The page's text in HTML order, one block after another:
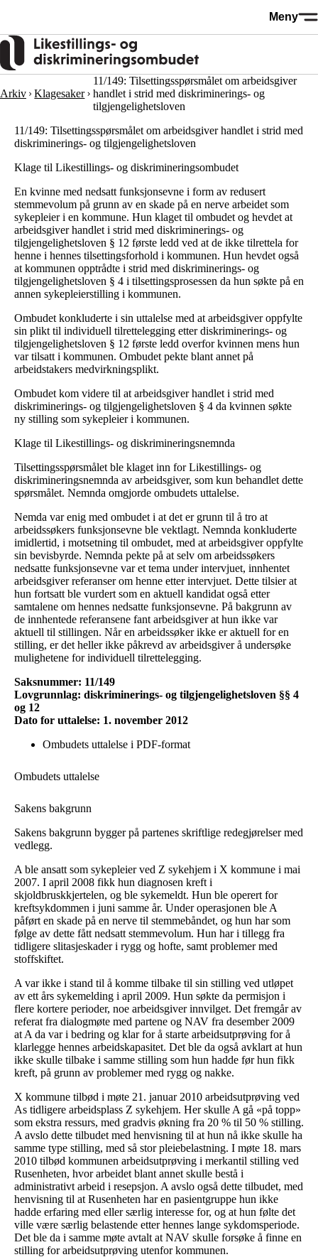
Meny
Arkiv Klagesaker
11/149: Tilsettingsspørsmålet om arbeidsgiver
handlet i strid med diskriminerings- og
tilgjengelighetsloven
11/149: Tilsettingsspørsmålet om arbeidsgiver handlet i strid med
diskriminerings- og tilgjengelighetsloven
Klage til Likestillings- og diskrimineringsombudet
En kvinne med nedsatt funksjonsevne i form av redusert
stemmevolum på grunn av en skade på en nerve arbeidet som
sykepleier i en kommune. Hun klaget til ombudet og hevdet at
arbeidsgiver handlet i strid med diskriminerings- og
tilgjengelighetsloven § 12 første ledd ved at de ikke tilrettela for
henne i hennes tilsettingsforhold i kommunen. Hun hevdet også
at kommunen opptrådte i strid med diskriminerings- og
tilgjengelighetsloven § 4 i tilsettingsprosessen da hun søkte på en
annen sykepleierstilling i kommunen.
Ombudet konkluderte i sin uttalelse med at arbeidsgiver oppfylte
sin plikt til individuell tilrettelegging etter diskriminerings- og
tilgjengelighetsloven § 12 første ledd overfor kvinnen mens hun
var tilsatt i kommunen. Ombudet pekte blant annet på
arbeidstakers medvirkningsplikt.
Ombudet kom videre til at arbeidsgiver handlet i strid med
diskriminerings- og tilgjengelighetsloven § 4 da kvinnen søkte
ny stilling som sykepleier i kommunen.
Klage til Likestillings- og diskrimineringsnemnda
Tilsettingsspørsmålet ble klaget inn for Likestillings- og
diskrimineringsnemnda av arbeidsgiver, som kun behandlet dette
spørsmålet. Nemnda omgjorde ombudets uttalelse.
Nemda var enig med ombudet i at det er grunn til å tro at
arbeidssøkers funksjonsevne ble vektlagt. Nemnda konkluderte
imidlertid, i motsetning til ombudet, med at arbeidsgiver oppfylte
sin bevisbyrde. Nemnda pekte på at selv om arbeidssøkers
nedsatte funksjonsevne var et tema under intervjuet, innhentet
arbeidsgiver referanser om henne etter intervjuet. Dette tilsier at
hun fortsatt ble vurdert som en aktuell kandidat også etter
samtalene om hennes nedsatte funksjonsevne. På bakgrunn av
de innhentede referansene fant arbeidsgiver at hun ikke var
aktuell til stillingen. Når en arbeidssøker ikke er aktuell for en
stilling, er det heller ikke påkrevd av arbeidsgiver å undersøke
mulighetene for individuell tilrettelegging.
Saksnummer: 11/149
Lovgrunnlag: diskriminerings- og tilgjengelighetsloven §§ 4
og 12
Dato for uttalelse: 1. november 2012
Ombudets uttalelse i PDF-format
Ombudets uttalelse
Sakens bakgrunn
Sakens bakgrunn bygger på partenes skriftlige redegjørelser med
vedlegg.
A ble ansatt som sykepleier ved Z sykehjem i X kommune i mai
2007. I april 2008 fikk hun diagnosen kreft i
skjoldbruskkjertelen, og ble sykemeldt. Hun ble operert for
kreftsykdommen i juni samme år. Under operasjonen ble A
påført en skade på en nerve til stemmebåndet, og hun har som
følge av dette fått nedsatt stemmevolum. Hun har i tillegg fra
tidligere slitasjeskader i rygg og hofte, samt problemer med
stoffskiftet.
A var ikke i stand til å komme tilbake til sin stilling ved utløpet
av ett års sykemelding i april 2009. Hun søkte da permisjon i
flere kortere perioder, noe arbeidsgiver innvilget. Det fremgår av
referat fra dialogmøte med partene og NAV fra desember 2009
at A da var i bedring og klar for å starte arbeidsutprøving for å
klarlegge hennes arbeidskapasitet. Det ble da også avklart at hun
ikke skulle tilbake i samme stilling som hun hadde før hun fikk
kreft, på grunn av problemer med rygg og nakke.
X kommune tilbød i møte 21. januar 2010 arbeidsutprøving ved
As tidligere arbeidsplass Z sykehjem. Her skulle A gå «på topp»
som ekstra ressurs, med gradvis økning fra 20 % til 50 % stilling.
A avslo dette tilbudet med henvisning til at hun nå ikke skulle ha
samme type stilling, med så stor pleiebelastning. I møte 18. mars
2010 tilbød kommunen arbeidsutprøving i merkantil stilling ved
Rusenheten, hvor arbeidet blant annet skulle bestå i
administrativt arbeid i resepsjon. A avslo også dette tilbudet, med
henvisning til at Rusenheten har en pasientgruppe hun ikke
hadde erfaring med eller særlig interesse for, og at hun følte det
ville være særlig belastende etter hennes lange sykdomsperiode.
Det ble da i samme møte avtalt at NAV skulle forsøke å finne en
stilling for arbeidsutprøving utenfor kommunen.